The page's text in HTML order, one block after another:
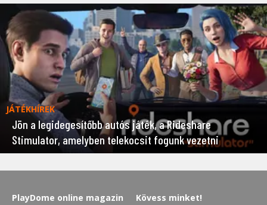
JÁTÉKHÍREK
Jön a legidegesítőbb autós játék, a Rideshare
Stimulator, amelyben telekocsit fogunk vezetni
PlayDome online magazin
Kövess minket!